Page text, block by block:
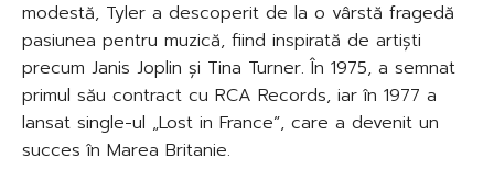
modestă, Tyler a descoperit de la o vârstă fragedă
pasiunea pentru muzică, fiind inspirată de artiști
precum Janis Joplin și Tina Turner. În 1975, a semnat
primul său contract cu RCA Records, iar în 1977 a
lansat single-ul „Lost in France”, care a devenit un
succes în Marea Britanie.